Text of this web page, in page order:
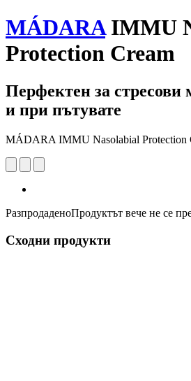
MÁDARAIMMU
Protection Cream
Перфектен за стресови
и при пътувате
MÁDARA IMMU Nasolabial Protection
РазпродаденоПродуктът вече не се
Сходни продукти